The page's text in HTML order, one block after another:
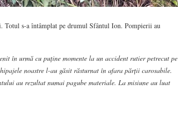
Totul s-a întâmplat pe drumul Sfântul Ion. Pompierii au
în urmă cu puține momente la un accident rutier petrecut pe
noastre l-au găsit răsturnat în afara părții carosabile.
au rezultat numai pagube materiale. La misiune au luat